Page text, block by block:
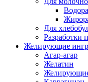
Для
Разработки
Желирующие
Агар-агар
Желатин